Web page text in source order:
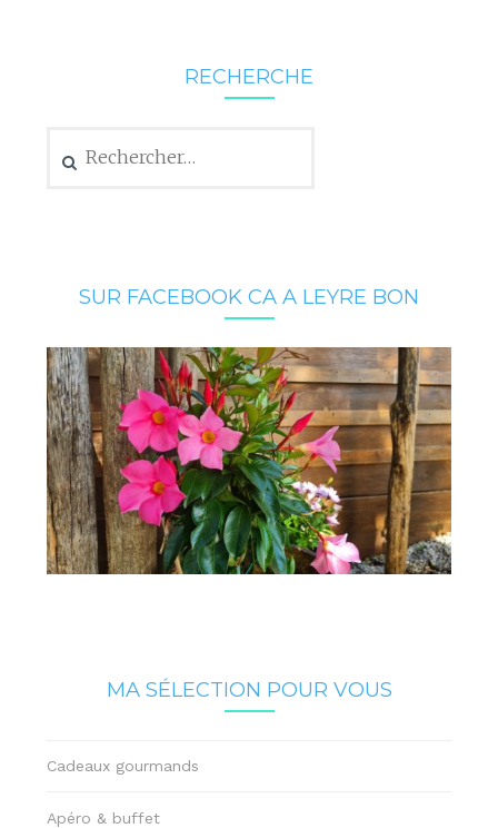
RECHERCHE
SUR FACEBOOK CA A LEYRE BON
MA SÉLECTION POUR VOUS
Cadeaux gourmands
Apéro & buffet